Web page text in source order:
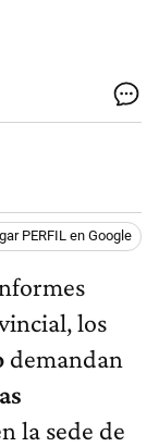
PERFIL en Google
los
demandan
la sede de